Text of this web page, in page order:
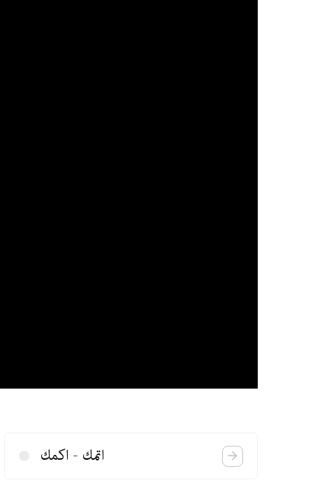
اتمك - اكمك